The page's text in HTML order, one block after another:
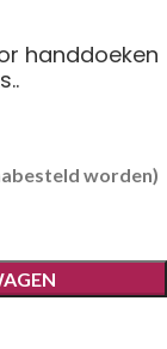
handdoeken
worden)